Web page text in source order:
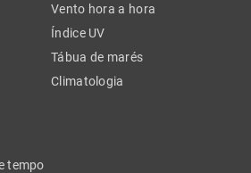
tempo
Vento hora a hora
Índice UV
Tábua de marés
Climatologia